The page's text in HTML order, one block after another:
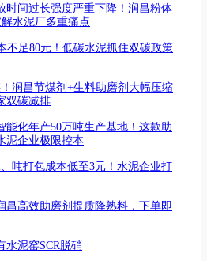
时间过长强度严重下降！润昌粉体
水泥厂多重痛点
不足80元！低碳水泥抓住双碳政策
润昌节煤剂+生料助磨剂大幅压缩
双碳减排
能化年产50万吨生产基地！这款助
泥企业极限控本
吨打包成本低至3元！水泥企业打
昌高效助磨剂提质降熟料，下单即
水泥窑SCR脱硝